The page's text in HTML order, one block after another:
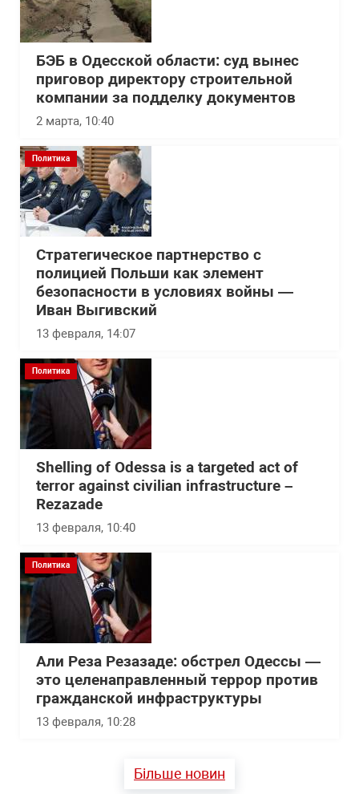
БЭБ в Одесской области: суд вынес
приговор директору строительной
компании за подделку документов
2 марта, 10:40
Политика
Стратегическое партнерство с
полицией Польши как элемент
безопасности в условиях войны —
Иван Выгивский
13 февраля, 14:07
Политика
Shelling of Odessa is a targeted act of
terror against civilian infrastructure –
Rezazade
13 февраля, 10:40
Политика
Али Реза Резазаде: обстрел Одессы —
это целенаправленный террор против
гражданской инфраструктуры
13 февраля, 10:28
Більше новин